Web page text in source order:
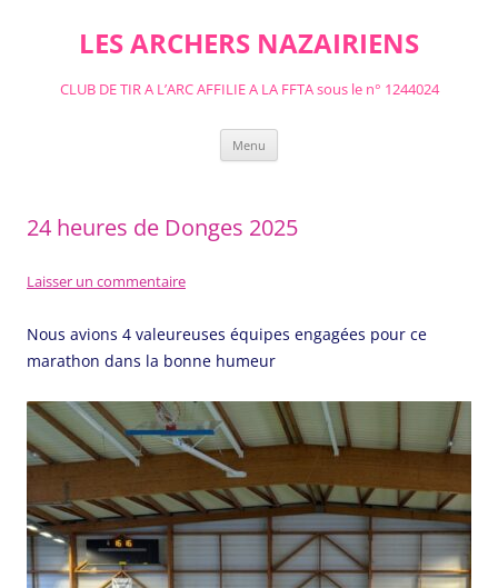
contenuLES ARCHERS NAZAIRIENS
CLUB DE TIR A L’ARC AFFILIE A LA FFTA sous le n° 1244024
Menu
24 heures de Donges 2025
Laisser un commentaire
Nous avions 4 valeureuses équipes engagées pour ce
marathon dans la bonne humeur